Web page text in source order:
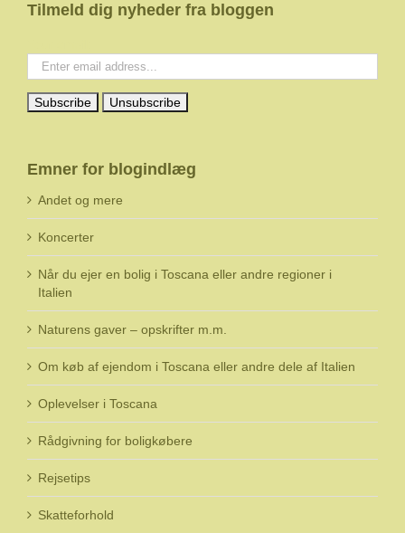
Tilmeld dig nyheder fra bloggen
Emner for blogindlæg
Andet og mere
Koncerter
Når du ejer en bolig i Toscana eller andre regioner i
Italien
Naturens gaver – opskrifter m.m.
Om køb af ejendom i Toscana eller andre dele af Italien
Oplevelser i Toscana
Rådgivning for boligkøbere
Rejsetips
Skatteforhold